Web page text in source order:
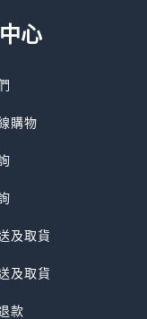
心
購物
及取貨
及取貨
款